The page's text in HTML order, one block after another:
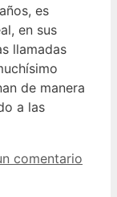
es
en sus
llamadas
de manera
a las
comentario